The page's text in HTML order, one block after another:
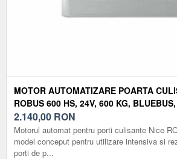
MOTOR AUTOMATIZARE POARTA
ROBUS 600 HS, 24V, 600 KG,
2.140,00 RON
Motorul automat pentru porti culisante Nice
model conceput pentru utilizare intensiva si
porti de p...